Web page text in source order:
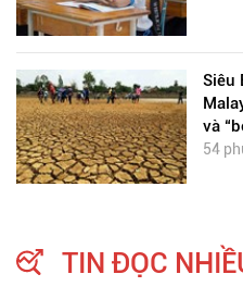
Siêu
và
54
TIN ĐỌC